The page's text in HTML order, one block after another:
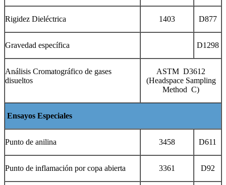
Rigidez Dieléctrica 1403 D877
Gravedad específica D1298
Análisis Cromatográfico de gases
disueltos
ASTM D3612
(Headspace Sampling
Method C)
Ensayos Especiales
Punto de anilina 3458 D611
Punto de inflamación por copa abierta 3361 D92